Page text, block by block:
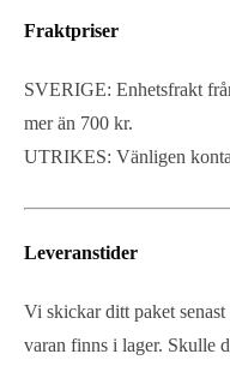
Fraktpriser
SVERIGE: Enhetsfrakt
mer än 700 kr.
UTRIKES: Vänligen
Leveranstider
Vi skickar ditt paket
varan finns i lager. Skulle